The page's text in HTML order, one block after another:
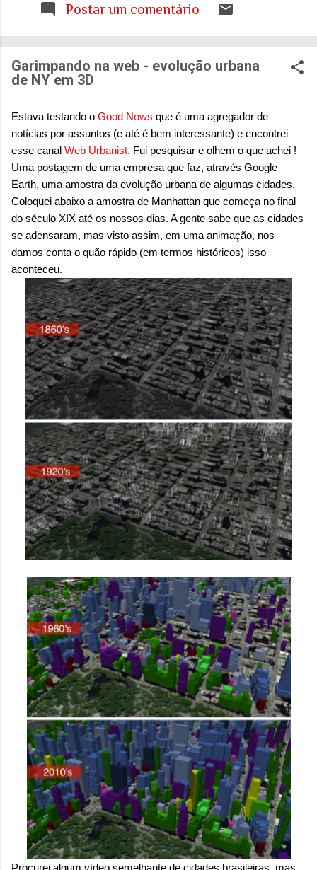
cada vez mais evidente para mim que uma porta,
aquilo que aparece nas fotografias dos
projetos. Quando falamos de envelhecimento,
mostra que o Brasil está envelhecendo
rapidamente. Aquela pirâmide etária que
aprendemos a desenhar nos livros de geografia
já não representa o país que temos. E ainda
estamos tentando entender o que isso significa
para as nossas casas, para as nossas cidades e
para o sistema de saúde. Eu costumo pensar que
há uma pergunta simples por trás de tudo isso:
onde queremos envelhecer? A resposta da
maioria das p...
Postar um comentário
Garimpando na web - evolução urbana
de NY em 3D
Estava testando o Good Nows que é uma agregador de
notícias por assuntos (e até é bem interessante) e encontrei
esse canal Web Urbanist. Fui pesquisar e olhem o que achei !
Uma postagem de uma empresa que faz, através Google
Earth, uma amostra da evolução urbana de algumas cidades.
Coloquei abaixo a amostra de Manhattan que começa no final
do século XIX até os nossos dias. A gente sabe que as cidades
se adensaram, mas visto assim, em uma animação, nos
damos conta o quão rápido (em termos históricos) isso
aconteceu.
Procurei algum vídeo semelhante de cidades brasileiras, mas